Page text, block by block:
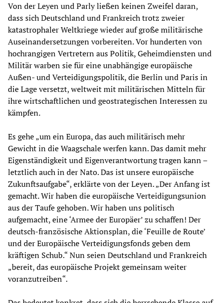
Von der Leyen und Parly ließen keinen Zweifel daran,
dass sich Deutschland und Frankreich trotz zweier
katastrophaler Weltkriege wieder auf große militärische
Auseinandersetzungen vorbereiten. Vor hunderten von
hochrangigen Vertretern aus Politik, Geheimdiensten und
Militär warben sie für eine unabhängige europäische
Außen- und Verteidigungspolitik, die Berlin und Paris in
die Lage versetzt, weltweit mit militärischen Mitteln für
ihre wirtschaftlichen und geostrategischen Interessen zu
kämpfen.
Es gehe „um ein Europa, das auch militärisch mehr
Gewicht in die Waagschale werfen kann. Das damit mehr
Eigenständigkeit und Eigenverantwortung tragen kann –
letztlich auch in der Nato. Das ist unsere europäische
Zukunftsaufgabe“, erklärte von der Leyen. „Der Anfang ist
gemacht. Wir haben die europäische Verteidigungsunion
aus der Taufe gehoben. Wir haben uns politisch
aufgemacht, eine ‘Armee der Europäer’ zu schaffen! Der
deutsch-französische Aktionsplan, die ‘Feuille de Route’
und der Europäische Verteidigungsfonds geben dem
kräftigen Schub.“ Nun seien Deutschland und Frankreich
„bereit, das europäische Projekt gemeinsam weiter
voranzutreiben“.